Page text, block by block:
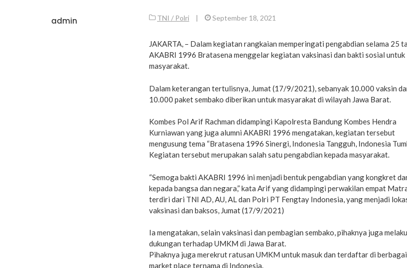
admin TNI / Polri | September 18, 2021
JAKARTA, – Dalam kegiatan rangkaian memperingati pengabdian selama 25
AKABRI 1996 Bratasena menggelar kegiatan vaksinasi dan bakti sosial untuk
masyarakat.
Dalam keterangan tertulisnya, Jumat (17/9/2021), sebanyak 10.000 vaksin
10.000 paket sembako diberikan untuk masyarakat di wilayah Jawa Barat.
Kombes Pol Arif Rachman didampingi Kapolresta Bandung Kombes Hendra
Kurniawan yang juga alumni AKABRI 1996 mengatakan, kegiatan tersebut
mengusung tema “Bratasena 1996 Sinergi, Indonesia Tangguh, Indonesia
Kegiatan tersebut merupakan salah satu pengabdian kepada masyarakat.
“Semoga bakti AKABRI 1996 ini menjadi bentuk pengabdian yang kongkret
kepada bangsa dan negara,” kata Arif yang didampingi perwakilan empat
terdiri dari TNI AD, AU, AL dan Polri PT Fengtay Indonesia, yang menjadi
vaksinasi dan baksos, Jumat (17/9/2021)
Ia mengatakan, selain vaksinasi dan pembagian sembako, pihaknya juga
dukungan terhadap UMKM di Jawa Barat.
Pihaknya juga merekrut ratusan UMKM untuk masuk dan terdaftar di berbagai
market place ternama di Indonesia.